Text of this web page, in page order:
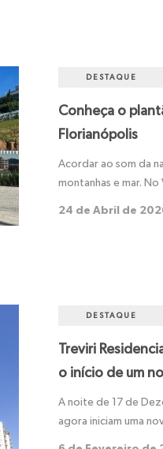
DESTAQUE
Conheça o
Florianópolis
Acordar ao som da
montanhas e mar.
24 de Abril de
DESTAQUE
Treviri
o início de um
A noite de 17 de
agora iniciam uma